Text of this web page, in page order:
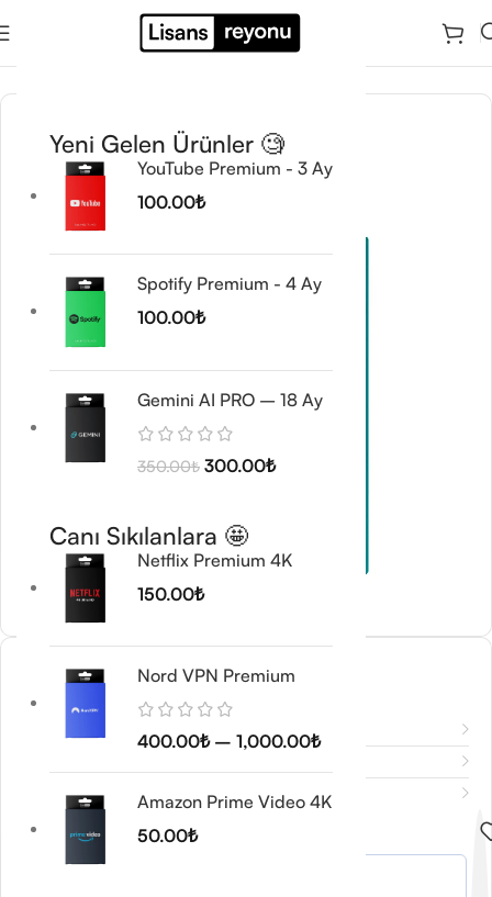
Yeni Gelen Ürünler 🧐
YouTube Premium - 3 Ay
100.00₺
Spotify Premium - 4 Ay
100.00₺
Gemini AI PRO – 18 Ay
350.00₺ 300.00₺
Canı Sıkılanlara 🤩
Netflix Premium 4K
150.00₺
Nord VPN Premium
400.00₺ – 1,000.00₺
Amazon Prime Video 4K
50.00₺
Wordpress Ürünleri/Eklentiler
WP All Pro (Export)
400.00
Değerlendirmeler (0)
Sipariş Notunuz